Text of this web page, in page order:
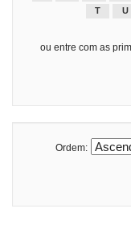
T
U
ou entre com as
Ordem: